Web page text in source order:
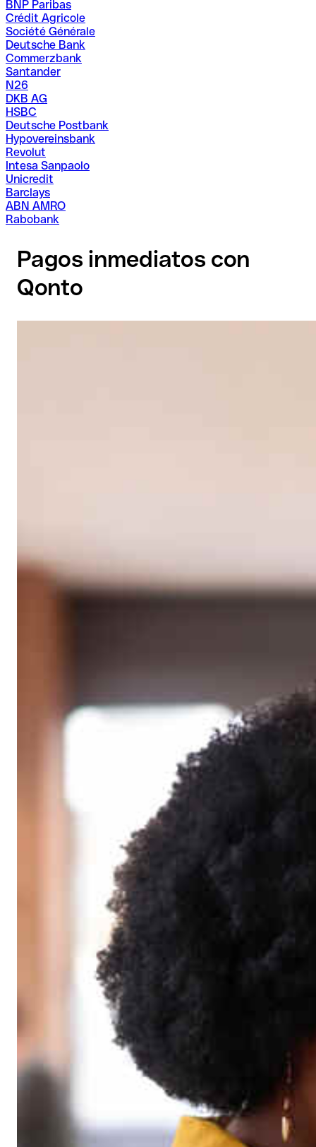
BNP Paribas
Crédit Agricole
Société Générale
Deutsche Bank
Commerzbank
Santander
N26
DKB AG
HSBC
Deutsche Postbank
Hypovereinsbank
Revolut
Intesa Sanpaolo
Unicredit
Barclays
ABN AMRO
Rabobank
Pagos inmediatos con
Qonto